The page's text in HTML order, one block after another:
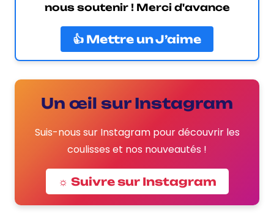
nous soutenir ! Merci d'avance
👍 Mettre un J’aime
Un œil sur Instagram
Suis-nous sur Instagram pour découvrir les
coulisses et nos nouveautés !
☼ Suivre sur Instagram